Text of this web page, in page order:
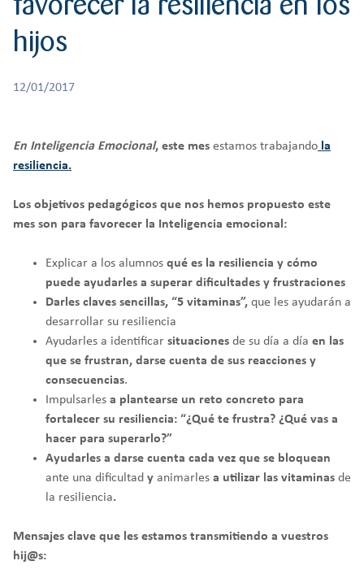
Orientación familiar
CREATIVIDAD
BACHILLERATO
hijos
12/01/2017
En Inteligencia Emocional, este mes estamos trabajando la
resiliencia.
Los objetivos pedagógicos que nos hemos propuesto este
mes son para favorecer la Inteligencia emocional:
Explicar a los alumnos qué es la resiliencia y cómo
puede ayudarles a superar dificultades y frustraciones
Darles claves sencillas, “5 vitaminas”, que les ayudarán a
desarrollar su resiliencia
Ayudarles a identificar situaciones de su día a día en las
que se frustran, darse cuenta de sus reacciones y
consecuencias.
Impulsarles a plantearse un reto concreto para
fortalecer su resiliencia: “¿Qué te frustra? ¿Qué vas a
hacer para superarlo?”
Ayudarles a darse cuenta cada vez que se bloquean
ante una dificultad y animarles a utilizar las vitaminas de
la resiliencia.
Mensajes clave que les estamos transmitiendo a vuestros
hij@s: